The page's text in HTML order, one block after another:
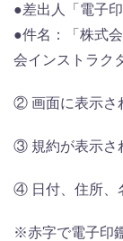
●差出人「電子
●件名：「株式
会インストラク
② 画面に表示さ
③ 規約が表示さ
④ 日付、住所、
※赤字で電子印